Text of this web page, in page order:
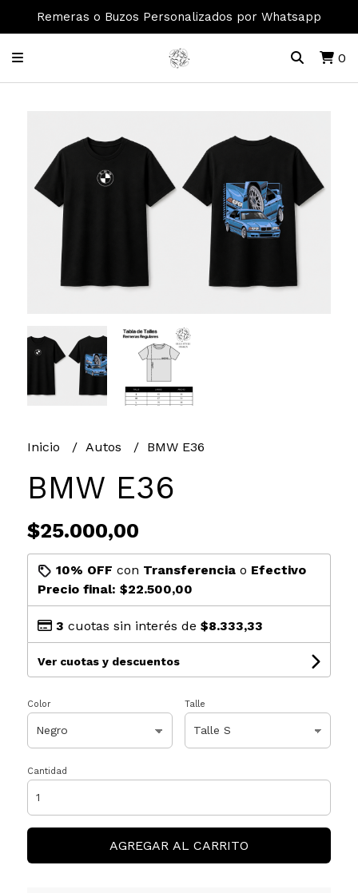
Remeras o Buzos Personalizados por Whatsapp
0
Inicio Autos BMW E36
BMW E36
$25.000,00
10% OFF con Transferenciao Efectivo
Precio final: $22.500,00
3 cuotas sin interés de $8.333,33
Ver cuotas y descuentos
Color Talle
Cantidad
AGREGAR AL CARRITO